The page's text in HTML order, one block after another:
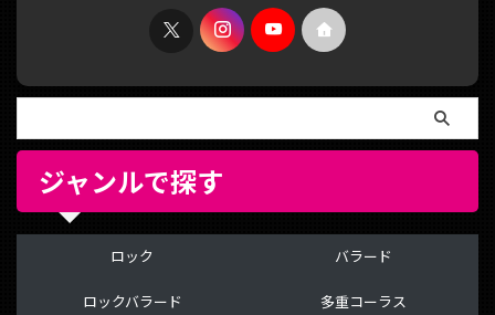
ジャンルで探す
ロック
ロックバラード
バラード
多重コーラス